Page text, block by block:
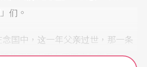
们。
国中，这一年父亲过世，那一条
位不再出现在团圆夜的客厅。